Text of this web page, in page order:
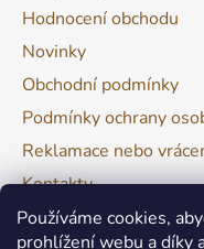
Používáme cookies,
prohlížení webu a díky
Hodnocení obchodu
Novinky
Obchodní podmínky
Podmínky ochrany
Reklamace nebo
Kontakty
Moje objednávka